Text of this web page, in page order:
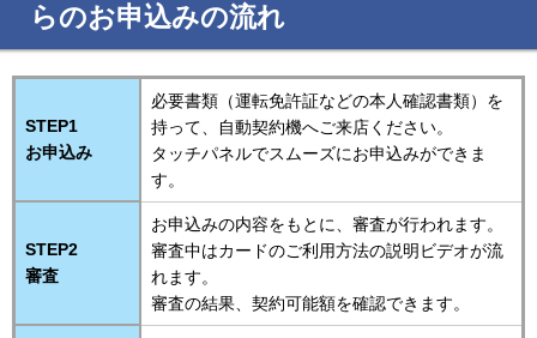
らのお申込みの流れ
STEP1
お申込み
必要書類（運転免許証などの本人確認書類）を
持って、自動契約機へご来店ください。
タッチパネルでスムーズにお申込みができま
す。
STEP2
審査
お申込みの内容をもとに、審査が行われます。
審査中はカードのご利用方法の説明ビデオが流
れます。
審査の結果、契約可能額を確認できます。